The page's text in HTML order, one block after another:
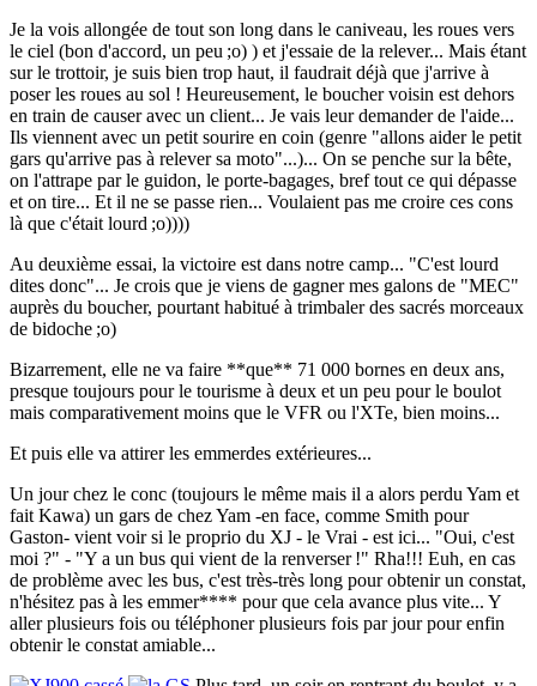
Je la vois allongée de tout son long dans le caniveau, les roues vers
le ciel (bon d'accord, un peu ;o) ) et j'essaie de la relever... Mais étant
sur le trottoir, je suis bien trop haut, il faudrait déjà que j'arrive à
poser les roues au sol ! Heureusement, le boucher voisin est dehors
en train de causer avec un client... Je vais leur demander de l'aide...
Ils viennent avec un petit sourire en coin (genre "allons aider le petit
gars qu'arrive pas à relever sa moto"...)... On se penche sur la bête,
on l'attrape par le guidon, le porte-bagages, bref tout ce qui dépasse
et on tire... Et il ne se passe rien... Voulaient pas me croire ces cons
là que c'était lourd ;o))))
Au deuxième essai, la victoire est dans notre camp... "C'est lourd
dites donc"... Je crois que je viens de gagner mes galons de "MEC"
auprès du boucher, pourtant habitué à trimbaler des sacrés morceaux
de bidoche ;o)
Bizarrement, elle ne va faire **que** 71 000 bornes en deux ans,
presque toujours pour le tourisme à deux et un peu pour le boulot
mais comparativement moins que le VFR ou l'XTe, bien moins...
Et puis elle va attirer les emmerdes extérieures...
Un jour chez le conc (toujours le même mais il a alors perdu Yam et
fait Kawa) un gars de chez Yam -en face, comme Smith pour
Gaston- vient voir si le proprio du XJ - le Vrai - est ici... "Oui, c'est
moi ?" - "Y a un bus qui vient de la renverser !" Rha!!! Euh, en cas
de problème avec les bus, c'est très-très long pour obtenir un constat,
n'hésitez pas à les emmer**** pour que cela avance plus vite... Y
aller plusieurs fois ou téléphoner plusieurs fois par jour pour enfin
obtenir le constat amiable...